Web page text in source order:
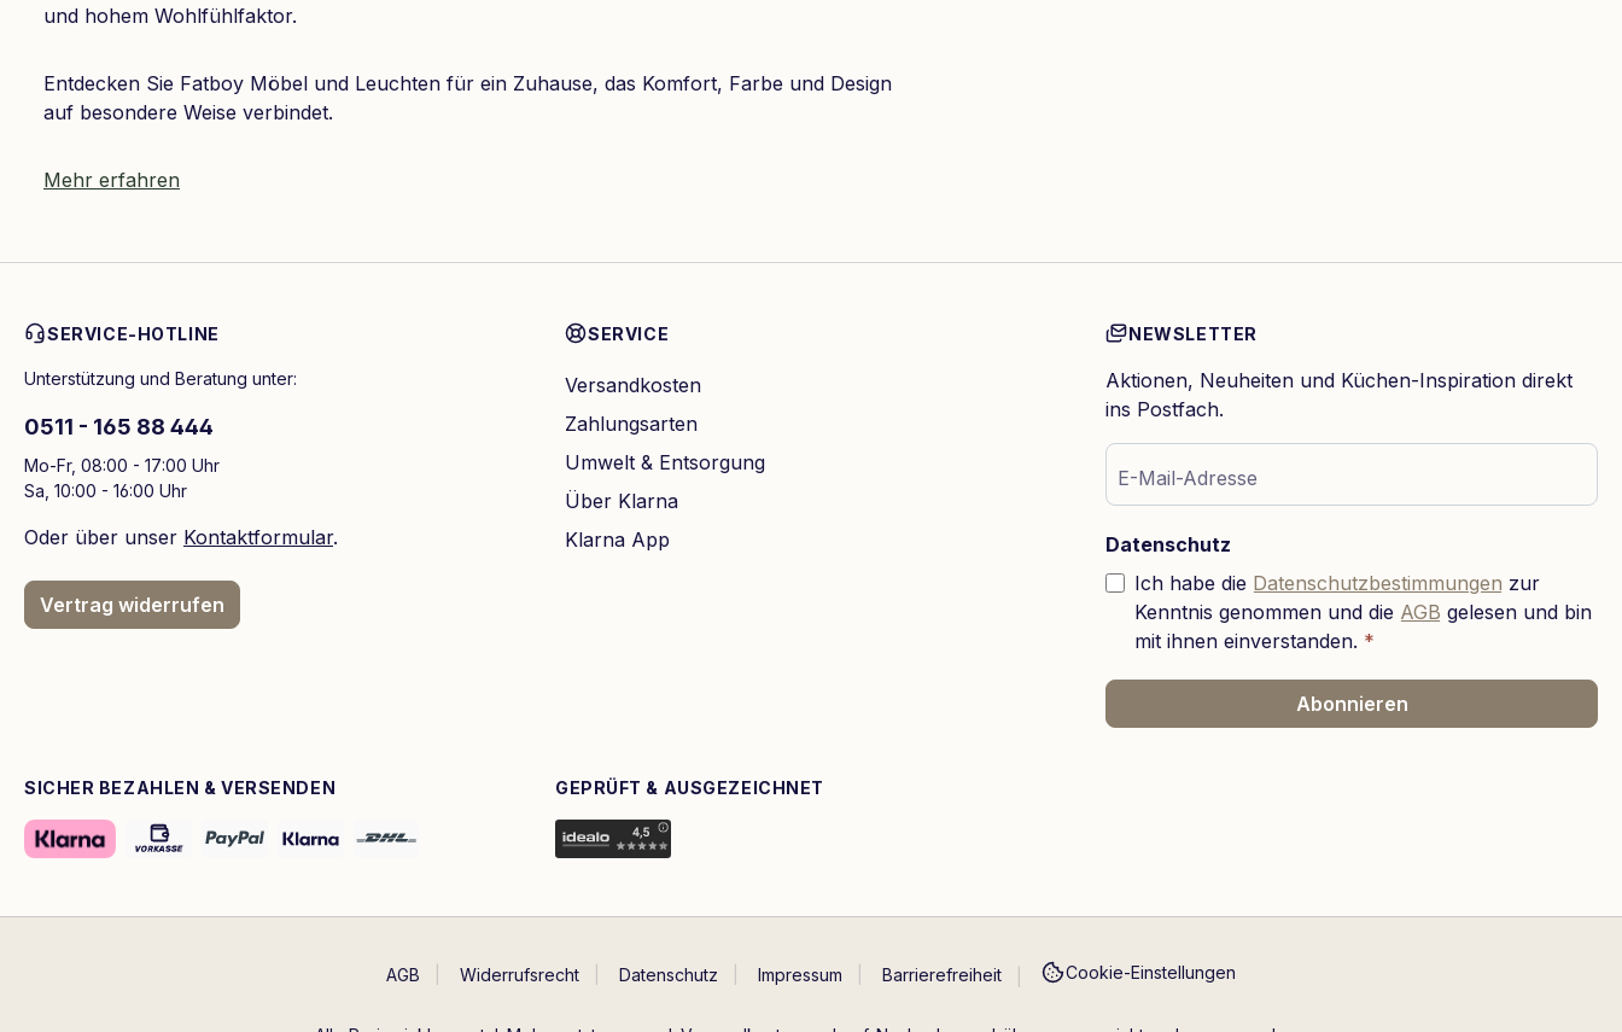
und hohem Wohlfühlfaktor.
Entdecken Sie Fatboy Möbel und Leuchten für ein Zuhause, das Komfort, Farbe und Design
auf besondere Weise verbindet.
Mehr erfahren
SERVICE-HOTLINE
Unterstützung und Beratung unter:
0511 - 165 88 444
Mo-Fr, 08:00 - 17:00 Uhr
Sa, 10:00 - 16:00 Uhr
Oder über unser Kontaktformular.
Vertrag widerrufen
SERVICE
Versandkosten
Zahlungsarten
Umwelt & Entsorgung
Über Klarna
Klarna App
NEWSLETTER
Aktionen, Neuheiten und Küchen-Inspiration direkt
ins Postfach.
E-Mail-Adresse
Datenschutz
Ich habe die Datenschutzbestimmungen zur
Kenntnis genommen und die AGB gelesen und bin
mit ihnen einverstanden. *
Abonnieren
SICHER BEZAHLEN & VERSENDEN GEPRÜFT & AUSGEZEICHNET
AGB Widerrufsrecht Datenschutz Impressum Barrierefreiheit Cookie-Einstellungen